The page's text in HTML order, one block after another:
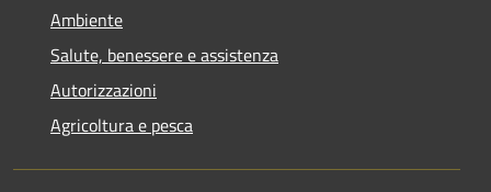
Ambiente
Salute, benessere e assistenza
Autorizzazioni
Agricoltura e pesca